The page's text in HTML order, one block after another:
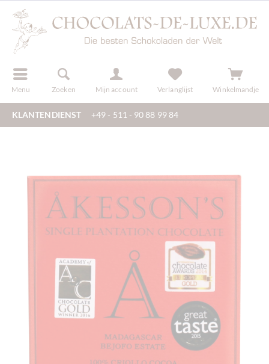
Menu Zoeken Mijn account
registreren Verlanglijst Winkelmandje
KLANTENDIENST +49 - 511 - 90 88 99 84